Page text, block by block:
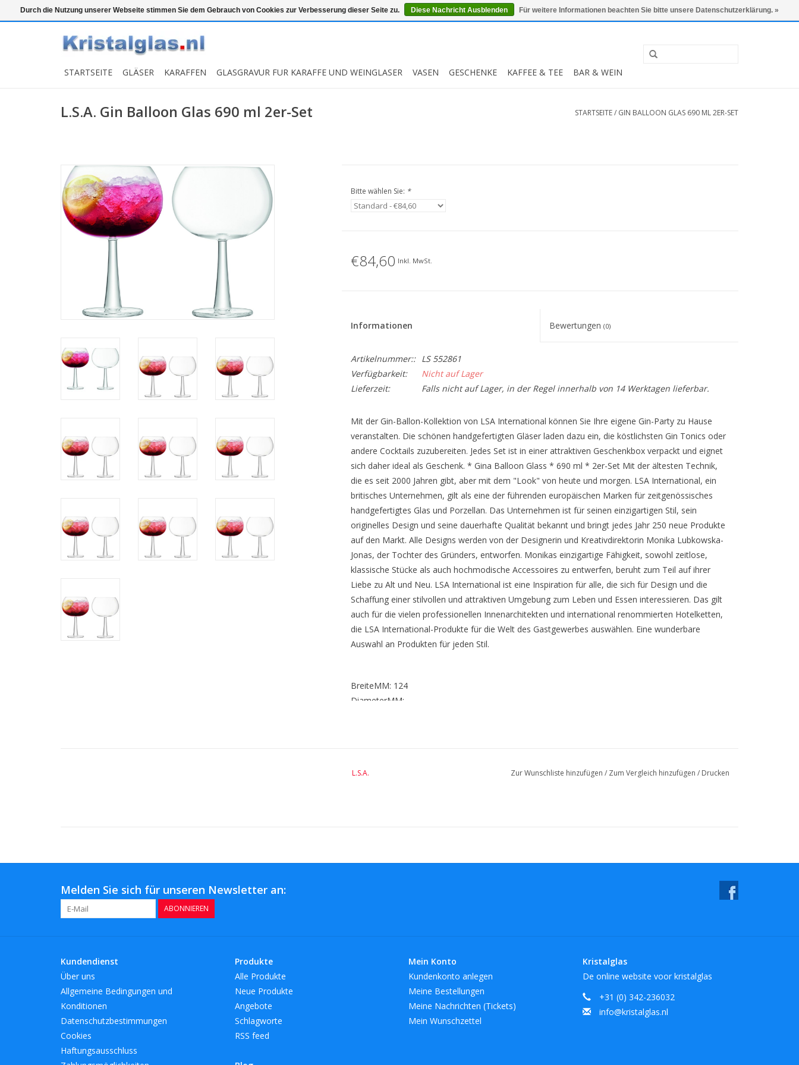
Top klasse Snelle levering Graveren 0 Artikel - €0,00 Mein Konto / Kundenkonto anlegen
STARTSEITE GLÄSER KARAFFEN GLASGRAVUR FUR KARAFFE UND WEINGLASER VASEN GESCHENKE KAFFEE & TEE BAR & WEIN
L.S.A. Gin Balloon Glas 690 ml 2er-Set STARTSEITE/ GIN BALLOON GLAS 690 ML 2ER-SET
Bitte wählen Sie: *
€84,60 Inkl. MwSt.
Informationen Bewertungen(0)
Artikelnummer::
LS 552861
Verfügbarkeit:
Nicht auf Lager
Lieferzeit:
Falls nicht auf Lager, in der Regel innerhalb von 14 Werktagen lieferbar.
Mit der Gin-Ballon-Kollektion von LSA International können Sie Ihre eigene Gin-Party zu Hause
veranstalten. Die schönen handgefertigten Gläser laden dazu ein, die köstlichsten Gin Tonics oder
andere Cocktails zuzubereiten. Jedes Set ist in einer attraktiven Geschenkbox verpackt und eignet
sich daher ideal als Geschenk. * Gina Balloon Glass * 690 ml * 2er-Set Mit der ältesten Technik,
die es seit 2000 Jahren gibt, aber mit dem "Look" von heute und morgen. LSA International, ein
britisches Unternehmen, gilt als eine der führenden europäischen Marken für zeitgenössisches
handgefertigtes Glas und Porzellan. Das Unternehmen ist für seinen einzigartigen Stil, sein
originelles Design und seine dauerhafte Qualität bekannt und bringt jedes Jahr 250 neue Produkte
auf den Markt. Alle Designs werden von der Designerin und Kreativdirektorin Monika Lubkowska-
Jonas, der Tochter des Gründers, entworfen. Monikas einzigartige Fähigkeit, sowohl zeitlose,
klassische Stücke als auch hochmodische Accessoires zu entwerfen, beruht zum Teil auf ihrer
Liebe zu Alt und Neu. LSA International ist eine Inspiration für alle, die sich für Design und die
Schaffung einer stilvollen und attraktiven Umgebung zum Leben und Essen interessieren. Das gilt
auch für die vielen professionellen Innenarchitekten und international renommierten Hotelketten,
die LSA International-Produkte für die Welt des Gastgewerbes auswählen. Eine wunderbare
Auswahl an Produkten für jeden Stil.
BreiteMM: 124
DiameterMM:
L.S.A. Zur Wunschliste hinzufügen / Zum Vergleich hinzufügen / Drucken
Melden Sie sich für unseren Newsletter an:
ABONNIEREN
Kundendienst
Über uns
Allgemeine Bedingungen und
Konditionen
Datenschutzbestimmungen
Cookies
Haftungsausschluss
Produkte
Alle Produkte
Neue Produkte
Angebote
Schlagworte
RSS feed
Mein Konto
Kundenkonto anlegen
Meine Bestellungen
Meine Nachrichten (Tickets)
Mein Wunschzettel
Kristalglas
De online website voor kristalglas
+31 (0) 342-236032
info@kristalglas.nl
Durch die Nutzung unserer Webseite stimmen Sie dem Gebrauch von Cookies zur Verbesserung dieser Seite zu. Diese Nachricht Ausblenden Für weitere Informationen beachten Sie bitte unsere Datenschutzerklärung. »